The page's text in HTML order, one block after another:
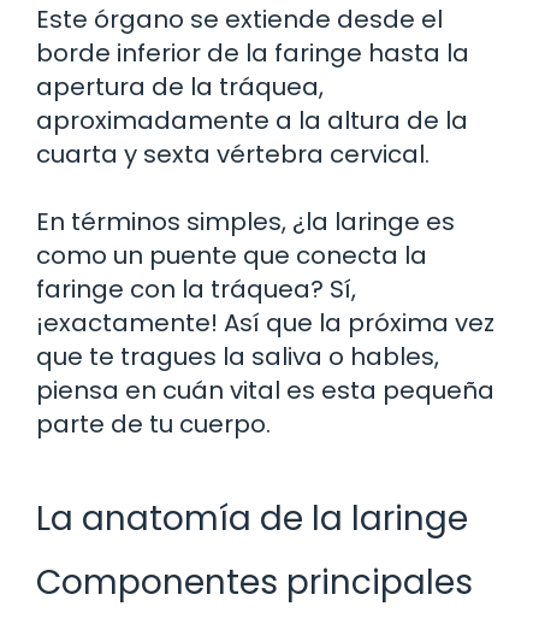
Este órgano se extiende desde el
borde inferior de la faringe hasta la
apertura de la tráquea,
aproximadamente a la altura de la
cuarta y sexta vértebra cervical.
En términos simples, ¿la laringe es
como un puente que conecta la
faringe con la tráquea? Sí,
¡exactamente! Así que la próxima vez
que te tragues la saliva o hables,
piensa en cuán vital es esta pequeña
parte de tu cuerpo.
La anatomía de la laringe
Componentes principales